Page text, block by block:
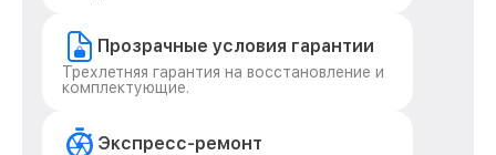
Прозрачные условия гарантии
Трехлетняя гарантия на восстановление и
комплектующие.
Экспресс-ремонт